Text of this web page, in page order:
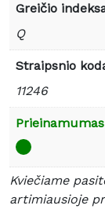
Greičio
Q
Straipsnio
11246
Prieinamumas
Kviečiame
artimiausioje